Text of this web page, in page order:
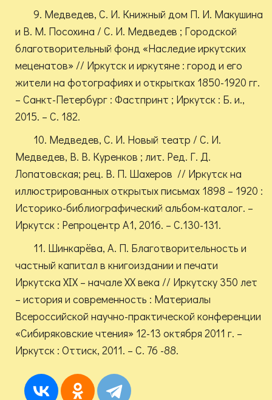
9. Медведев, С. И. Книжный дом П. И. Макушина
и В. М. Посохина / С. И. Медведев ; Городской
благотворительный фонд «Наследие иркутских
меценатов» // Иркутск и иркутяне : город и его
жители на фотографиях и открытках 1850-1920 гг.
– Санкт-Петербург : Фастпринт ; Иркутск : Б. и.,
2015. – С. 182.
10. Медведев, С. И. Новый театр / С. И.
Медведев, В. В. Куренков ; лит. Ред. Г. Д.
Лопатовская; рец. В. П. Шахеров // Иркутск на
иллюстрированных открытых письмах 1898 – 1920 :
Историко-библиографический альбом-каталог. –
Иркутск : Репроцентр А1, 2016. – С.130-131.
11. Шинкарёва, А. П. Благотворительность и
частный капитал в книгоиздании и печати
Иркутска XIX – начале XX века // Иркутску 350 лет
– история и современность : Материалы
Всероссийской научно-практической конференции
«Сибиряковские чтения» 12-13 октября 2011 г. –
Иркутск : Оттиск, 2011. – С. 76 -88.